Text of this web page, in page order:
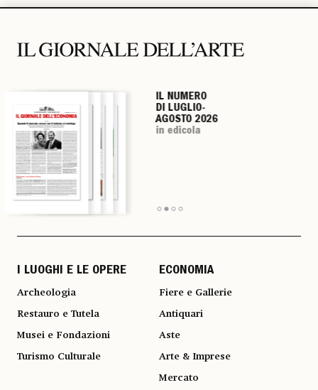
IL NUMERO
DI LUGLIO-
AGOSTO 2026
in edicola
IL NUMERO
DI LUGLIO-
AGOSTO 2026
in edicola
IL NUMERO
DI LUGLIO-
AGOSTO 2026
in edicola
IL NUMERO
DI LUGLIO-
AGOSTO 2026
in edicola
I LUOGHI E LE OPERE
Archeologia
Restauro e Tutela
Musei e Fondazioni
Turismo Culturale
ECONOMIA
Fiere e Gallerie
Antiquari
Aste
Arte & Imprese
Mercato